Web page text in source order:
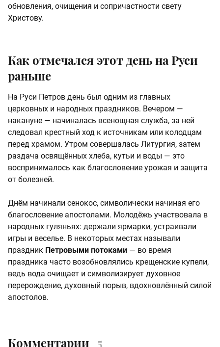
обновления, очищения и сопричастности свету
Христову.
Как отмечался этот день на Руси
раньше
На Руси Петров день был одним из главных
церковных и народных праздников. Вечером —
накануне — начиналась всенощная служба, за ней
следовал крестный ход к источникам или колодцам
перед храмом. Утром совершалась Литургия, затем
раздача освящённых хлеба, кутьи и воды — это
воспринималось как благословение урожая и защита
от болезней.
Днём начинали сенокос, символически начиная его
благословение апостолами. Молодёжь участвовала в
народных гуляньях: держали ярмарки, устраивали
игры и веселье. В некоторых местах называли
праздник Петровыми потоками — во время
праздника часто возобновлялись крещенские купели,
ведь вода очищает и символизирует духовное
перерождение, духовный порыв, вдохновлённый силой
апостолов.
Комментарии 5